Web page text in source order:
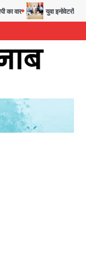
युवा इनोवेटरों की सोच से